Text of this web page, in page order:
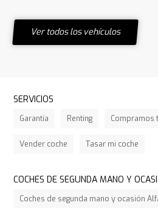
Ver todos los vehículos
SERVICIOS
Garantía Renting Compramos
Vender coche Tasar mi coche
COCHES DE SEGUNDA MANO Y
Coches de segunda mano y ocasión